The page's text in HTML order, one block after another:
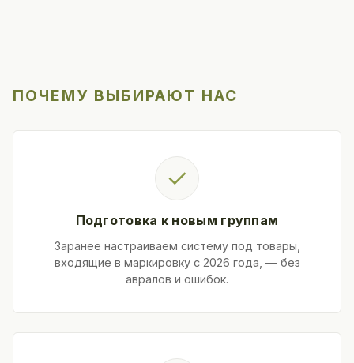
ПОЧЕМУ ВЫБИРАЮТ НАС
✓
Подготовка к новым группам
Заранее настраиваем систему под товары,
входящие в маркировку с 2026 года, — без
авралов и ошибок.